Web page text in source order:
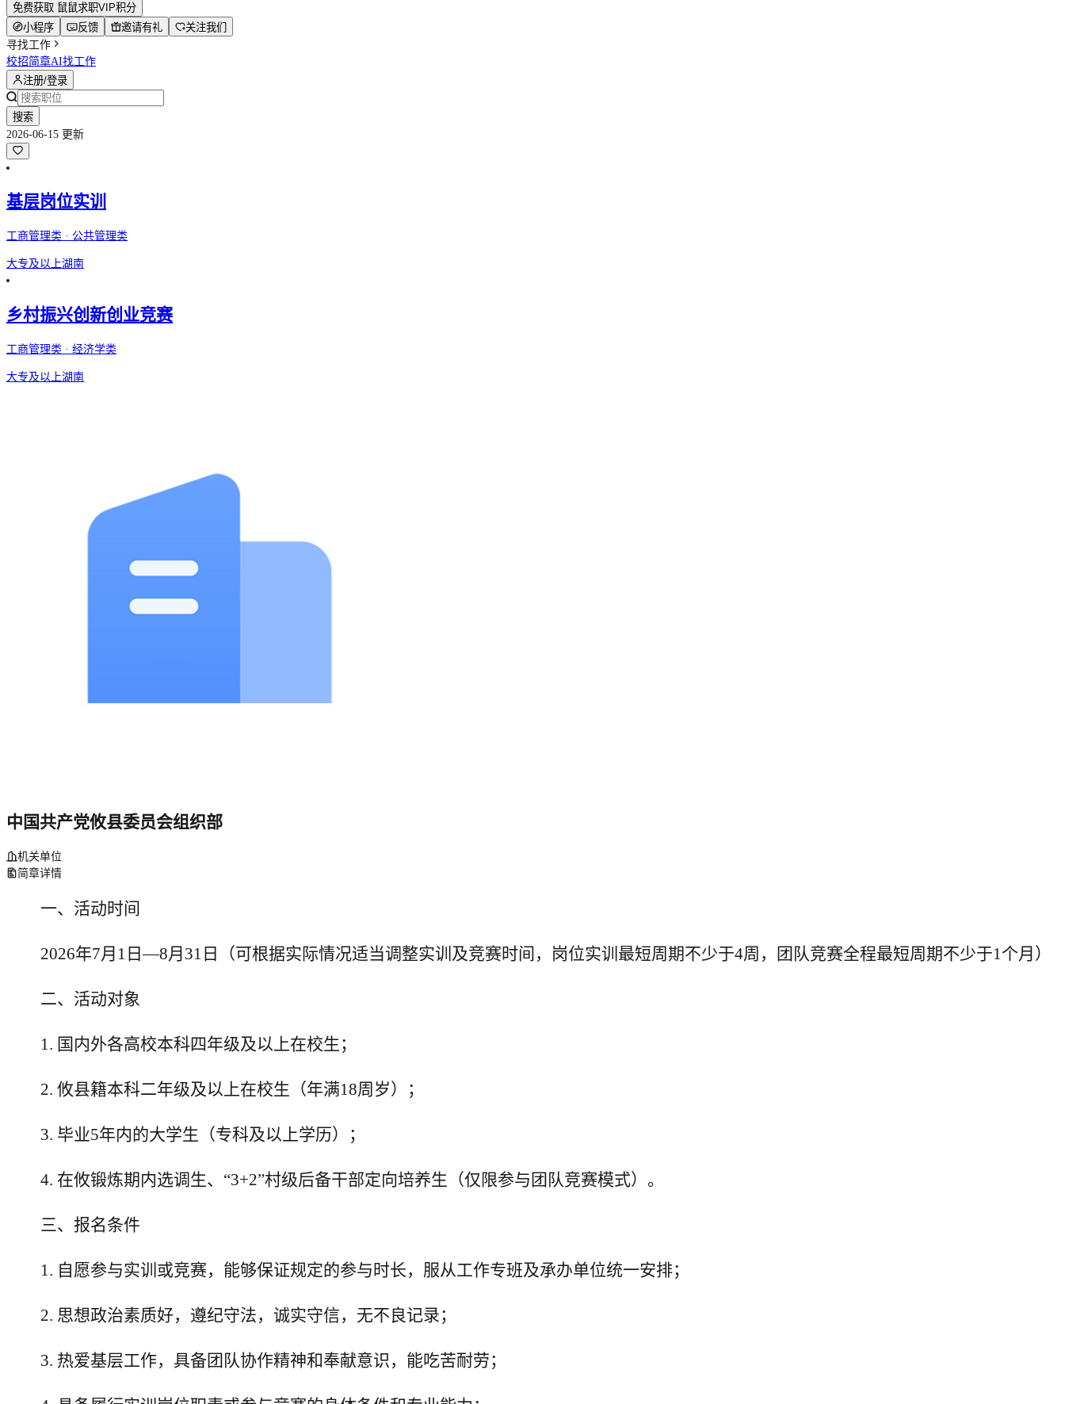
免费获取 鼠鼠求职VIP积分
小程序 反馈 邀请有礼
关注我们
寻找工作
校招简章AI找工作
注册/登录
搜索
2026-06-15 更新
基层岗位实训
工商管理类 · 公共管理类
大专及以上湖南
乡村振兴创新创业竞赛
工商管理类 · 经济学类
大专及以上湖南
中国共产党攸县委员会组织部
机关单位
简章详情
一、活动时间
2026年7月 1 日—8月 31 日（可根据实际情况适当调整实训及竞赛时间，岗位实训最短周期不少于4周，团队竞赛全程最短周期不少于1个月 ）
二、 活动对象
1. 国内外各高校本科四年级及以上在校生；
2. 攸县籍本科二年级及以上在校生（年满18周岁）；
3. 毕业5年内的大学生（专科及以上学历）；
4. 在攸锻炼期内选调生、 “3+2”村级后备干部定向培养生 （仅限参与团队竞赛模式）。
三、报名条件
1. 自愿参与实训或竞赛，能够保证规定的参与时长，服从工作专班及承办单位统一安排；
2. 思想政治素质好，遵纪守法，诚实守信，无不良记录；
3. 热爱基层工作，具备团队协作精神和奉献意识，能吃苦耐劳；